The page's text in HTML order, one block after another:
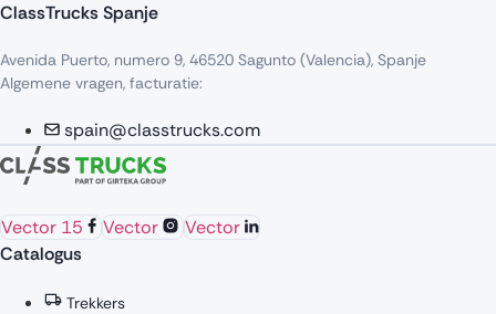
ClassTrucks Spanje
Avenida Puerto, numero 9, 46520 Sagunto (Valencia), Spanje
Algemene vragen, facturatie:
spain@classtrucks.com
Vector 15 Vector
Vector
Catalogus
Trekkers